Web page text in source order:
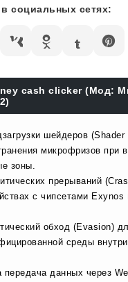
социальных сетях:
cash clicker (Мод:
шейдеров (Shader
микрофризов при
зоны.
прерываний
с чипсетами Exynos
обход (Evasion)
среды
передача данных через